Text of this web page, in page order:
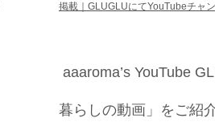
掲載｜GLUGLUにてYouTubeチャ
aaaroma’s YouTube
暮らしの動画」をご紹